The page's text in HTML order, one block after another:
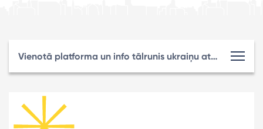
Vienotā platforma un info tālrunis ukraiņu atbalstam